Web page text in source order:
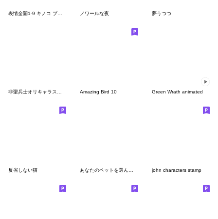
表情全開1-9 キノコ プレーン ノワールな夜 夢うつつ
Amazing Bird 10 Green Wrath animated
反省しない猫 あなたのペットを選んでください。 john characters stamp